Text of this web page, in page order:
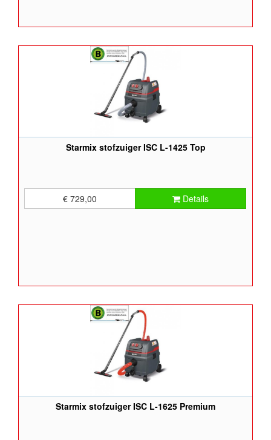
Starmix stofzuiger ISC L-1425 Top
€ 729,00 Details
Starmix stofzuiger ISC L-1625 Premium